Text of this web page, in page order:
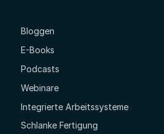
Bloggen
E-Books
Podcasts
Webinare
Integrierte Arbeitssysteme
Schlanke Fertigung